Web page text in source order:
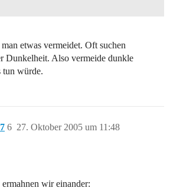
etwas vermeidet. Oft suchen
Dunkelheit. Also vermeide dunkle
tun würde.
27. Oktober 2005 um 11:48
6
wir einander: